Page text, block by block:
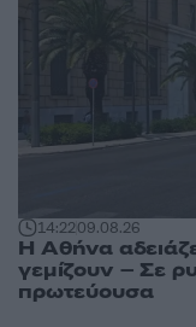
14:2209.08.26
Η Αθήνα
γεμίζουν – Σε
πρωτεύουσα